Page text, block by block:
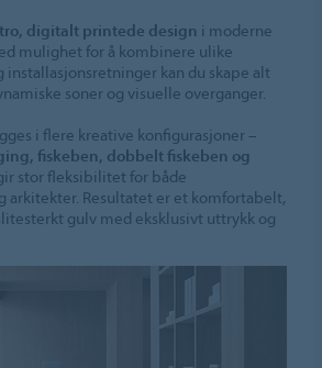
digitalt printede design i moderne
mulighet for å kombinere ulike
installasjonsretninger kan du skape alt
soner og visuelle overganger.
i flere kreative konfigurasjoner –
fiskeben, dobbelt fiskeben og
stor fleksibilitet for både
arkitekter. Resultatet er et komfortabelt,
gulv med eksklusivt uttrykk og